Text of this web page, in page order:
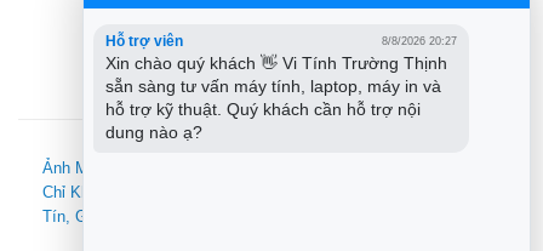
đồ". - Mục tiêu: Đưa dịch vụ kỹ thuật tận
nơi lên chuẩn 5 sao.
Ảnh Mất Sau Format: Địa
Chỉ Khôi Phục Dữ Liệu Uy
Tín, Giá Tốt Cho Designer
Hỗ trợ viên 8/8/2026 20:27
Xin chào quý khách 👋 Vi Tính Trường Thịnh
sẵn sàng tư vấn máy tính, laptop, máy in và
hỗ trợ kỹ thuật. Quý khách cần hỗ trợ nội
dung nào ạ?